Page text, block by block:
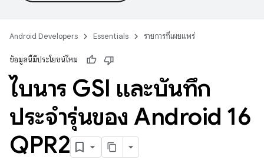
Android Developers Essentials รายการที่เผยแพร่
ข้อมูลนี้มีประโยชน์ไหม
ไบนารี GSI และบันทึก
ประจำรุ่นของ Android 16
QPR2